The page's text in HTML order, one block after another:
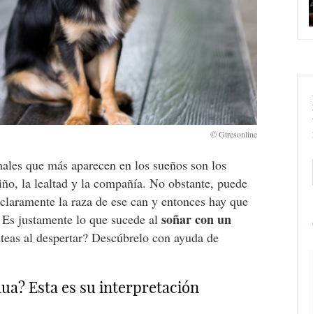
que más aparecen en los sueños son los
la lealtad y la compañía. No obstante, puede
la raza de ese can y entonces hay que
justamente lo que sucede alsoñar con un
al despertar? Descúbrelo con ayuda de
Esta es su interpretación